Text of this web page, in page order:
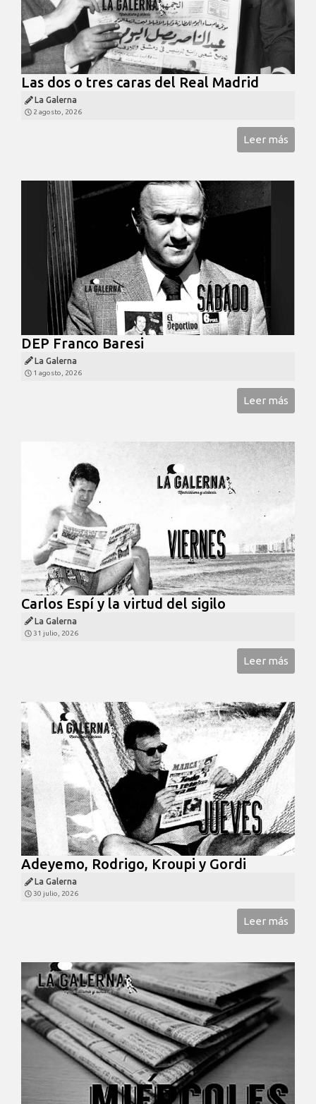
Las dos o tres caras del Real Madrid
La Galerna
2 agosto, 2026
Leer más
DEP Franco Baresi
La Galerna
1 agosto, 2026
Leer más
Carlos Espí y la virtud del sigilo
La Galerna
31 julio, 2026
Leer más
Adeyemo, Rodrigo, Kroupi y Gordi
La Galerna
30 julio, 2026
Leer más